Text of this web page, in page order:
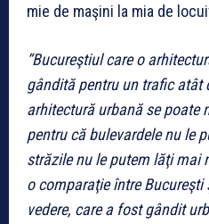
mie de maşini la mia de
“Bucureştiul care o
gândită pentru un trafic atât
arhitectură urbană se poate
pentru că bulevardele nu le
străzile nu le putem lăţi mai
o comparaţie între
vedere, care a fost gândit